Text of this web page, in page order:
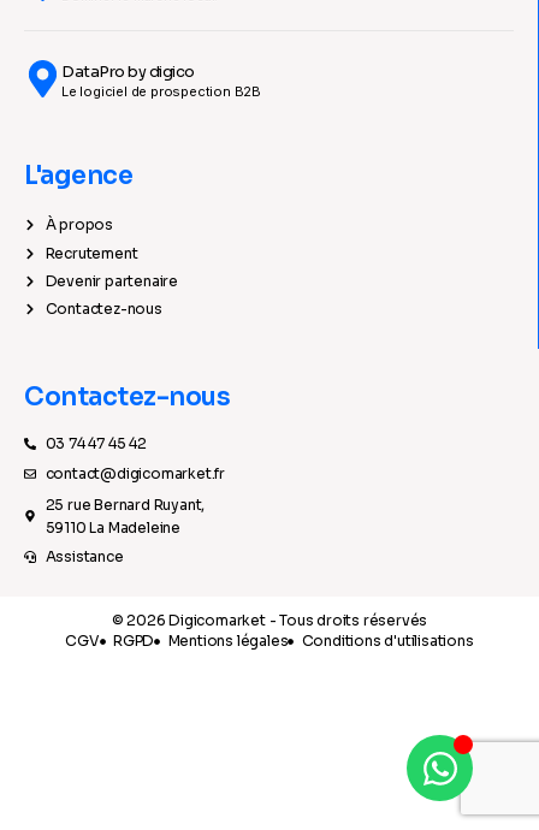
DataPro by digico
Le logiciel de prospection B2B
L'agence
À propos
Recrutement
Devenir partenaire
Contactez-nous
Contactez-nous
03 74 47 45 42
contact@digicomarket.fr
25 rue Bernard Ruyant,
59110 La Madeleine
Assistance
© 2026 Digicomarket - Tous droits réservés
CGV
RGPD Mentions légales Conditions d'utilisations